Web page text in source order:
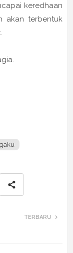
keredhaan
akan terbentuk
TERBARU